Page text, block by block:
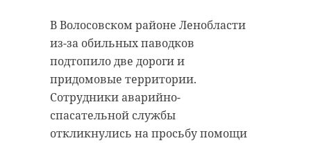
В Волосовском районе Ленобласти
из-за обильных паводков
подтопило две дороги и
придомовые территории.
Сотрудники аварийно-
спасательной службы
откликнулись на просьбу помощи